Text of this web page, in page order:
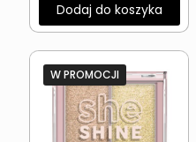
Dodaj do koszyka
W PROMOCJI